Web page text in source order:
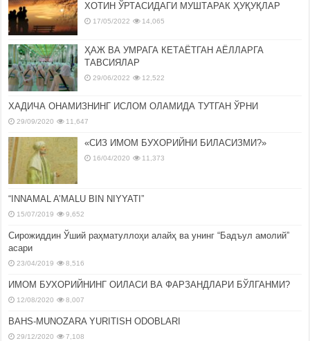
ХОТИН ЎРТАСИДАГИ МУШТАРАК ҲУҚУҚЛАР
17/05/2022 14,065
ҲАЖ ВА УМРАГА КЕТАЁТГАН АЁЛЛАРГА
ТАВСИЯЛАР
29/06/2022 12,522
ХАДИЧА ОНАМИЗНИНГ ИСЛОМ ОЛАМИДА ТУТГАН ЎРНИ
29/09/2020 11,647
«СИЗ ИМОМ БУХОРИЙНИ БИЛАСИЗМИ?»
16/04/2020 11,373
“INNAMAL A’MALU BIN NIYYATI”
15/07/2019 9,652
Сирожиддин Ўший раҳматуллоҳи алайҳ ва унинг “Бадъул амолий”
асари
23/04/2019 8,516
ИМОМ БУХОРИЙНИНГ ОИЛАСИ ВА ФАРЗАНДЛАРИ БЎЛГАНМИ?
12/08/2020 8,007
BAHS-MUNOZARA YURITISH ODOBLARI
29/12/2020 7,108